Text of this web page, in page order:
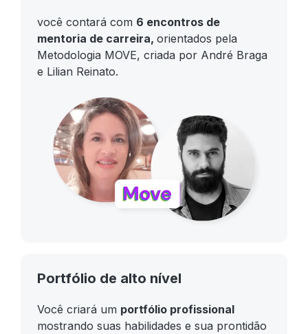
você contará com 6 encontros de
mentoria de carreira, orientados pela
Metodologia MOVE, criada por André Braga
e Lilian Reinato.
Portfólio de alto nível
Você criará um portfólio profissional
mostrando suas habilidades e sua prontidão